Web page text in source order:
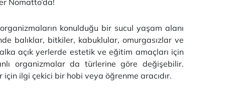
konulduğu bir sucul yaşam alanı
balıklar, bitkiler, kabuklular, omurgasızlar ve
açık yerlerde estetik ve eğitim amaçları için
organizmalar da türlerine göre değişebilir.
ilgi çekici bir hobi veya öğrenme aracıdır.